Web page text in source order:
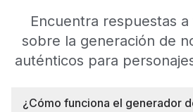
Encuentra respuestas
sobre la generación de
auténticos para
¿Cómo funciona el generador